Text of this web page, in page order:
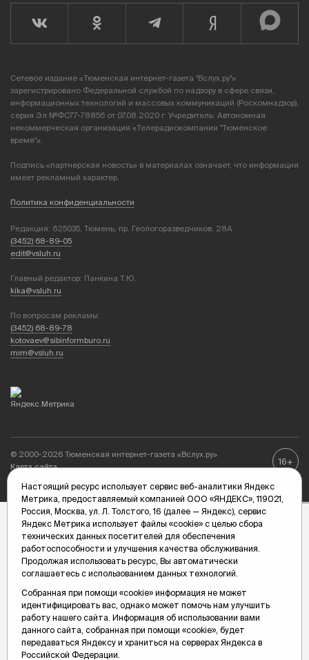
Сетевое издание «Тюменская интернет-газета "Вслух.ру"»
зарегистрировано Федеральной службой по надзору в сфере связи,
информационных технологий и массовых коммуникаций (Роскомнадзор),
серия Эл №ФС77-78856 от 07.08.2020 г. Учредитель: Автономная
некоммерческая организация «Телерадиокомпания "Тюменское
время"».
Подпись «партнерская новость» в материалах означает, что информация
имеет рекламный характер.
Политика конфиденциальности
Редакция: 625035, Тюмень, пр. Геологоразведчиков, 28А
(3452) 68-89-05
edit@vsluh.ru
Главный редактор: Панкина Т.Ю.
kika@vsluh.ru
По вопросам рекламы:
(3452) 68-89-78
kotovaev@sibinformburo.ru
mim@vsluh.ru
© 2000-2026 Тюменская интернет-газета «Вслух.ру»
Карта сайта
16+
Настоящий ресурс использует сервис веб-аналитики Яндекс
Метрика, предоставляемый компанией ООО «ЯНДЕКС», 119021,
Россия, Москва, ул. Л. Толстого, 16 (далее — Яндекс), сервис
Яндекс Метрика использует файлы «cookie» с целью сбора
технических данных посетителей для обеспечения
работоспособности и улучшения качества обслуживания.
Продолжая использовать ресурс, Вы автоматически
соглашаетесь с использованием данных технологий.
Собранная при помощи «cookie» информация не может
идентифицировать вас, однако может помочь нам улучшить
работу нашего сайта. Информация об использовании вами
данного сайта, собранная при помощи «cookie», будет
передаваться Яндексу и храниться на серверах Яндекса в
Российской Федерации.